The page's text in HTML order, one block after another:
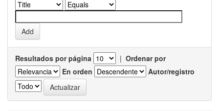
Resultados por página | Ordenar por
En orden
Autor/registro